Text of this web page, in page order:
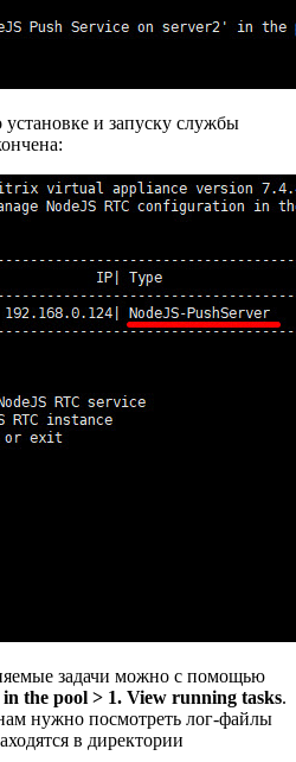
и запуску службы
задачи можно с помощью
the pool > 1. View running tasks.
нужно посмотреть лог-файлы
в директории